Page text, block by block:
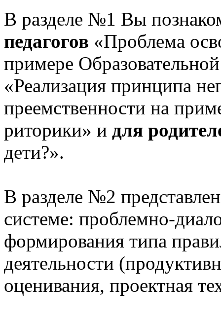
В разделе №1 Вы
педагогов «Проблема
примере
«Реализация принципа
преемственности на
риторики» и для
дети?».
В разделе №2
системе: проблемно-
формирования типа
деятельности
оценивания, проектная